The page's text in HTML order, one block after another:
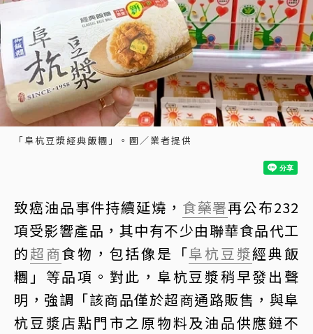
「阜杭豆漿經典飯糰」。圖／業者提供
致癌油品事件持續延燒， 食藥署再公布232
項受影響產品，其中有不少由聯華食品代工
的超商食物，包括像是「阜杭豆漿經典飯
糰」等品項。對此，阜杭豆漿稍早發出聲
明，強調「該商品僅於超商通路販售，與阜
杭豆漿店點門市之原物料及油品供應鏈不